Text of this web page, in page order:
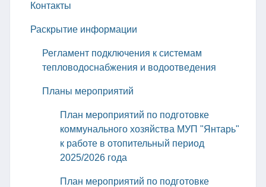
Контакты
Раскрытие информации
Регламент подключения к системам
тепловодоснабжения и водоотведения
Планы мероприятий
План мероприятий по подготовке
коммунального хозяйства МУП "Янтарь"
к работе в отопительный период
2025/2026 года
План мероприятий по подготовке